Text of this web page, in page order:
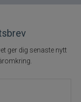
ger dig senaste nytt